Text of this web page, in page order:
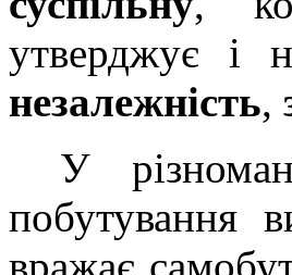
утверджує і
незалежність,
У
побутування
вражає